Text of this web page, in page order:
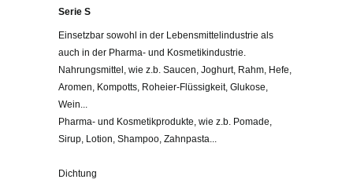
Serie S
Einsetzbar sowohl in der Lebensmittelindustrie als
auch in der Pharma- und Kosmetikindustrie.
Nahrungsmittel, wie z.b. Saucen, Joghurt, Rahm, Hefe,
Aromen, Kompotts, Roheier-Flüssigkeit, Glukose,
Wein...
Pharma- und Kosmetikprodukte, wie z.b. Pomade,
Sirup, Lotion, Shampoo, Zahnpasta...
Dichtung